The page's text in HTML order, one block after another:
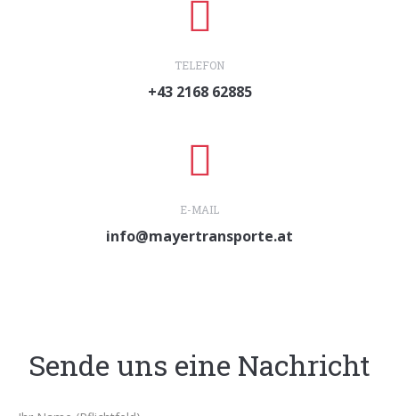
TELEFON
+43 2168 62885
E-MAIL
info@mayertransporte.at
Sende uns eine Nachricht